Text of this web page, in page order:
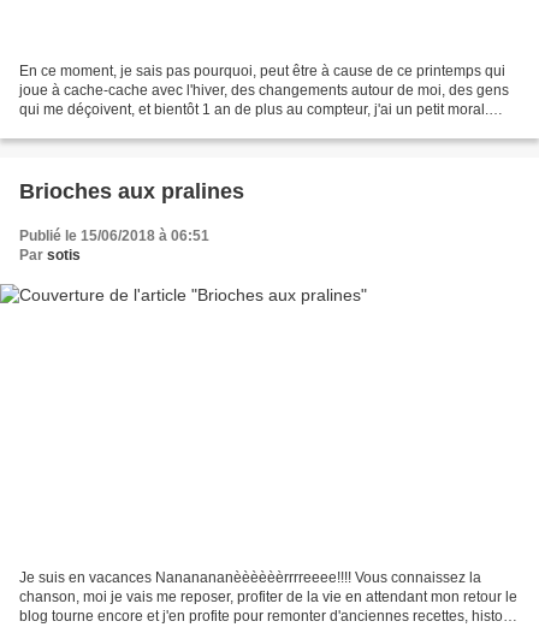
En ce moment, je sais pas pourquoi, peut être à cause de ce printemps qui
joue à cache-cache avec l'hiver, des changements autour de moi, des gens
qui me déçoivent, et bientôt 1 an de plus au compteur, j'ai un petit moral.
Brioches aux pralines
Publié le 15/06/2018 à 06:51
Par sotis
Je suis en vacances Nananananèèèèèèrrrreeee!!!! Vous connaissez la
chanson, moi je vais me reposer, profiter de la vie en attendant mon retour le
blog tourne encore et j'en profite pour remonter d'anciennes recettes, histoire